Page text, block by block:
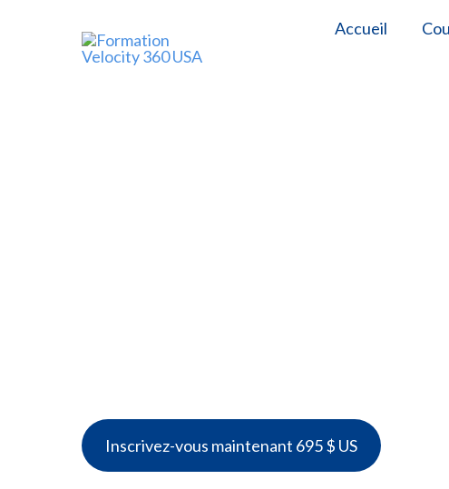
Accueil
Inscrivez-vous maintenant 695 $ US